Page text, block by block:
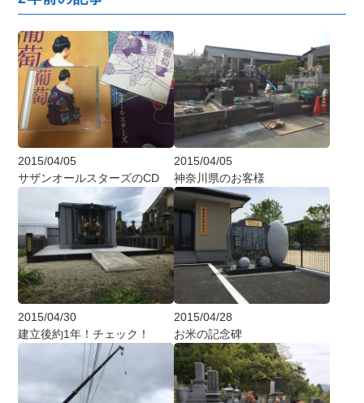
2015/04/05
サザンオールスターズのCD
2015/04/05
神奈川県のお客様
2015/04/30
建立後約1年！チェック！
2015/04/28
お米の記念碑